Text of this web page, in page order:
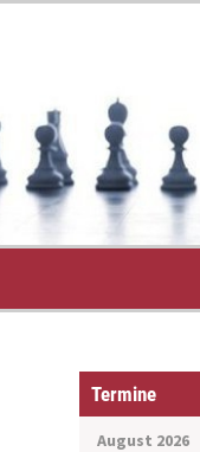
Termine
August 2026